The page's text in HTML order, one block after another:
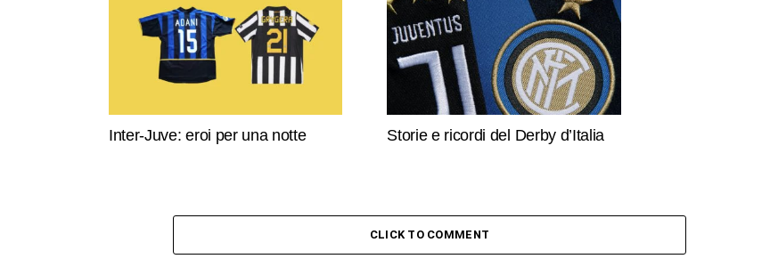
Inter-Juve: eroi per una notte Storie e ricordi del Derby d’Italia
CLICK TO COMMENT